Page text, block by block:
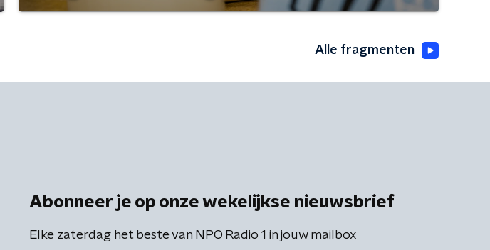
Alle fragmenten
Abonneer je op onze wekelijkse nieuwsbrief
Elke zaterdag het beste van NPO Radio 1 in jouw mailbox